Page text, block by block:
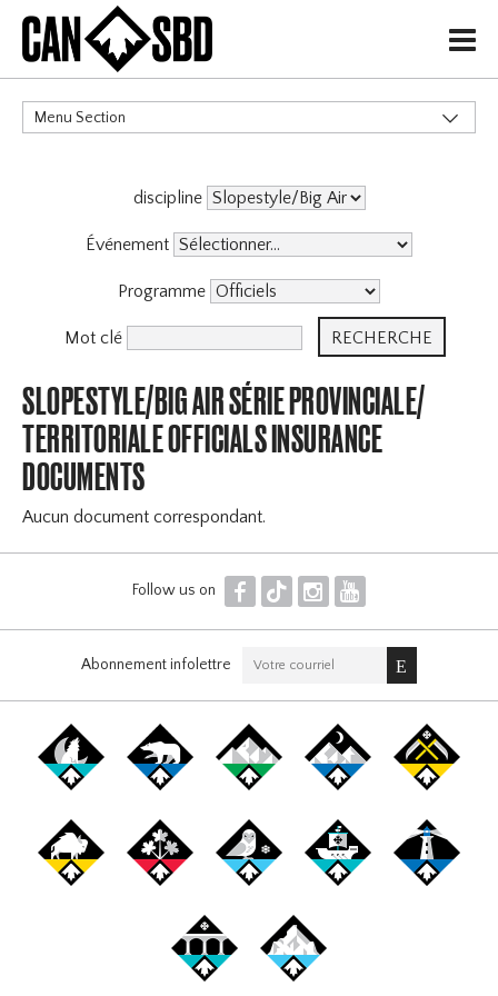
H
Menu Section
discipline
Événement
Programme
Mot clé
SLOPESTYLE/BIG AIR SÉRIE PROVINCIALE/
TERRITORIALE OFFICIALS INSURANCE
DOCUMENTS
Aucun document correspondant.
Follow us on F T I Y
Abonnement infolettre